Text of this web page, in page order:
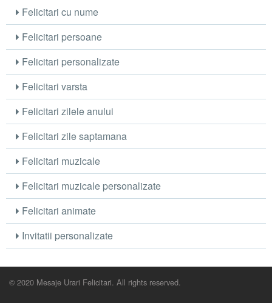
Felicitari cu nume
Felicitari persoane
Felicitari personalizate
Felicitari varsta
Felicitari zilele anului
Felicitari zile saptamana
Felicitari muzicale
Felicitari muzicale personalizate
Felicitari animate
Invitatii personalizate
© 2020 Mesaje Urari Felicitari. All rights reserved.